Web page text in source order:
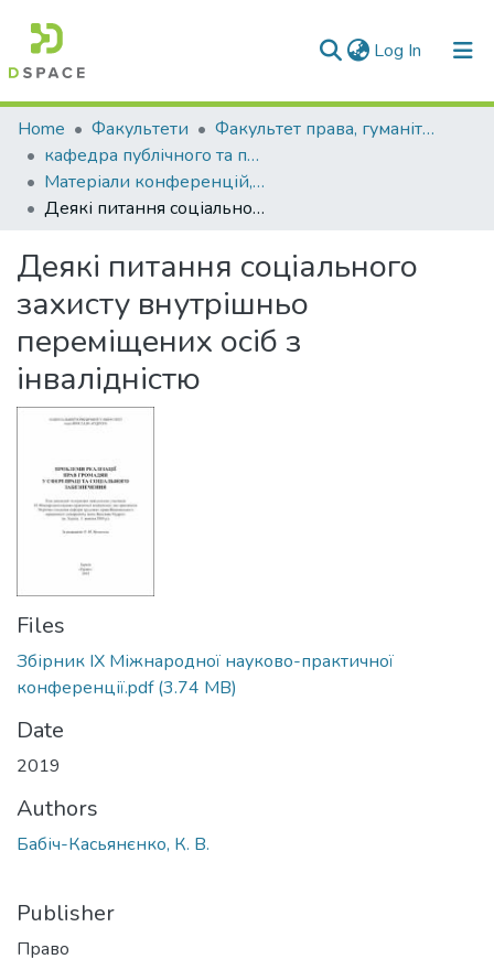
Log In (current)
Communities & Collections
All of DSpace
Statistics
Home Факультети
Факультет права, гуманітарних і соціальних наук
кафедра публічного та приватного права
Матеріали конференцій, семінарів і т.п. (КПППр)
Деякі питання соціального захисту внутрішньо переміщених осіб з інвалідністю
Деякі питання соціального
захисту внутрішньо
переміщених осіб з
інвалідністю
Files
Збірник IX Міжнародної науково-практичної
конференції.pdf(3.74 MB)
Date
2019
Authors
Бабіч-Касьянєнко, К. В.
Publisher
Право